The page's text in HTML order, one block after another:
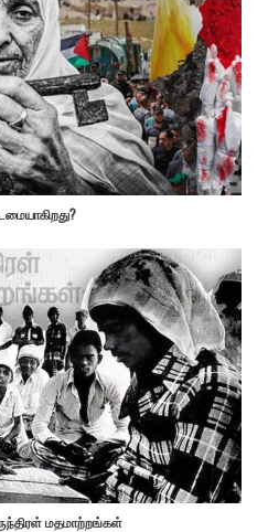
மதமாற்றங்கள்